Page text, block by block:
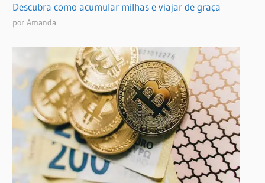
Descubra como acumular milhas e viajar de graça
por Amanda